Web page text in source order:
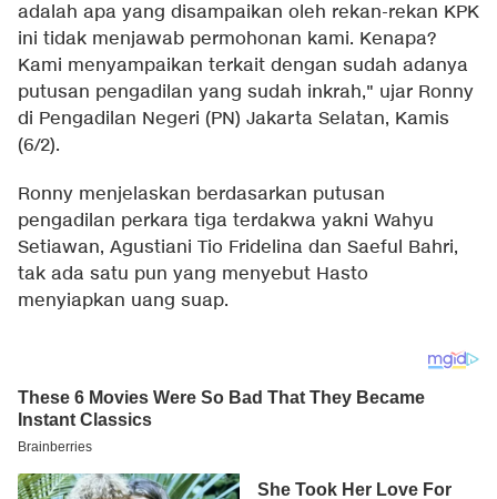
adalah apa yang disampaikan oleh rekan-rekan KPK
ini tidak menjawab permohonan kami. Kenapa?
Kami menyampaikan terkait dengan sudah adanya
putusan pengadilan yang sudah inkrah," ujar Ronny
di Pengadilan Negeri (PN) Jakarta Selatan, Kamis
(6/2).
Ronny menjelaskan berdasarkan putusan
pengadilan perkara tiga terdakwa yakni Wahyu
Setiawan, Agustiani Tio Fridelina dan Saeful Bahri,
tak ada satu pun yang menyebut Hasto
menyiapkan uang suap.